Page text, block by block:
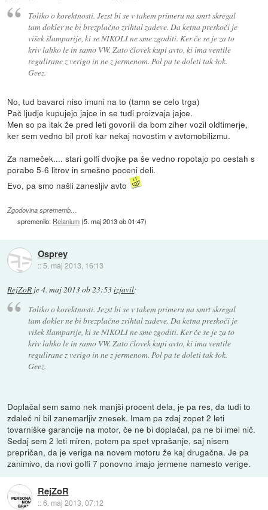
Toliko o korektnosti. Jezst bi se v takem primeru na smrt skregal
tam dokler ne bi brezplačno zrihtal zadeve. Da ketna preskoči je
višek šlamparije, ki se NIKOLI ne sme zgoditi. Ker če se je za to
kriv lahko le in samo VW. Zato človek kupi avto, ki ima ventile
regulirane z verigo in ne z jermenom. Pol pa te doleti tak šok.
Geez.
No, tud bavarci niso imuni na to (tamn se celo trga)
Pač ljudje kupujejo jajce in se tudi proizvaja jajce.
Men so pa itak že pred leti govorili da bom ziher vozil oldtimerje,
ker sem vedno bil proti kar nekaj novostim v avtomobilizmu.
Za nameček.... stari golfi dvojke pa še vedno ropotajo po cestah s
porabo 5-6 litrov in smešno poceni deli.
Evo, pa smo našli zanesljiv avto
Zgodovina sprememb…
spremenilo: Relanium(5. maj 2013 ob 01:47)
Osprey
:: 5. maj 2013, 16:13
RejZoR je4. maj 2013 ob 23:53izjavil:
Toliko o korektnosti. Jezst bi se v takem primeru na smrt skregal
tam dokler ne bi brezplačno zrihtal zadeve. Da ketna preskoči je
višek šlamparije, ki se NIKOLI ne sme zgoditi. Ker če se je za to
kriv lahko le in samo VW. Zato človek kupi avto, ki ima ventile
regulirane z verigo in ne z jermenom. Pol pa te doleti tak šok.
Geez.
Doplačal sem samo nek manjši procent dela, je pa res, da tudi to
zdaleč ni bil zanemarljiv znesek. Imam pa zdaj zopet 2 leti
tovarniške garancije na motor, če ne bi doplačal, pa ne bi imel nič.
Sedaj sem 2 leti miren, potem pa spet vprašanje, saj nisem
prepričan, da je veriga na novem motoru že kaj drugačna. Je pa
zanimivo, da novi golfi 7 ponovno imajo jermene namesto verige.
RejZoR
::6. maj 2013, 07:12